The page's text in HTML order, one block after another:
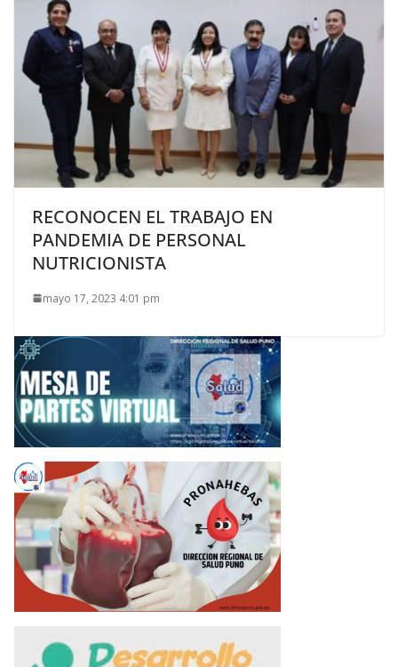
RECONOCEN EL TRABAJO EN
PANDEMIA DE PERSONAL
NUTRICIONISTA
mayo 17, 2023 4:01 pm